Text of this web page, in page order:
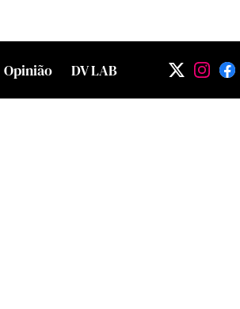
Opinião DV LAB